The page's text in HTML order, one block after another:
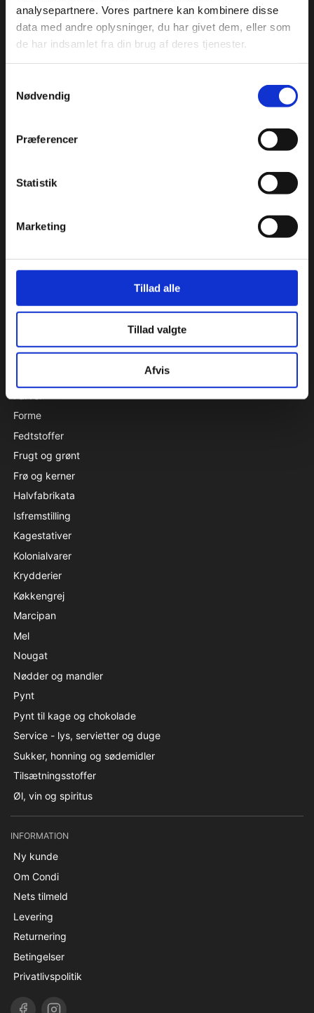
analysepartnere. Vores partnere kan kombinere disse
data med andre oplysninger, du har givet dem, eller som
de har indsamlet fra din brug af deres tjenester.
Nødvendig
Præferencer
Statistik
Marketing
Tillad alle
Tillad valgte
Afvis
Condi ApS
Condi leverer idag et bredt sortiment af
conditorivarer/emballage til Konditorier, Konfekture, Hotel &
Roskildevej 30, 2620 Albertslund
info@condi.dk
CVR 38233165
Aromastoffer
Beklædning - handsker, kokkehuer m.m.
Chokolade
Emballage & specialproduceret emballage
Forme
Fedtstoffer
Frugt og grønt
Frø og kerner
Halvfabrikata
Isfremstilling
Kagestativer
Kolonialvarer
Krydderier
Køkkengrej
Marcipan
Mel
Nougat
Nødder og mandler
Pynt
Pynt til kage og chokolade
Service - lys, servietter og duge
Sukker, honning og sødemidler
Tilsætningsstoffer
Øl, vin og spiritus
INFORMATION
Ny kunde
Om Condi
Nets tilmeld
Levering
Returnering
Betingelser
Privatlivspolitik